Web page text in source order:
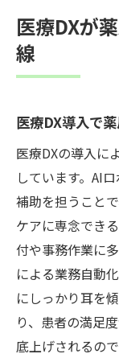
AIロボット
上
服薬説
医療
スタッ
AIと人
元山駅周辺
医療
AIロ
医療
医療DXが
線
医療DX導入で
医療DXの導入に
しています。AI
補助を担うこと
ケアに専念でき
付や事務作業に
による業務自動
にしっかり耳を
り、患者の満足
底上げされるので